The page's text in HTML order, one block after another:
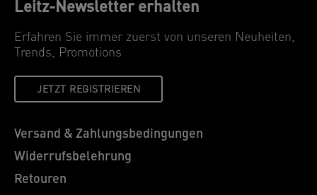
Leitz-Newsletter erhalten
Erfahren Sie immer zuerst von unseren Neuheiten,
Trends, Promotions
JETZT REGISTRIEREN
Versand & Zahlungsbedingungen
Widerrufsbelehrung
Retouren